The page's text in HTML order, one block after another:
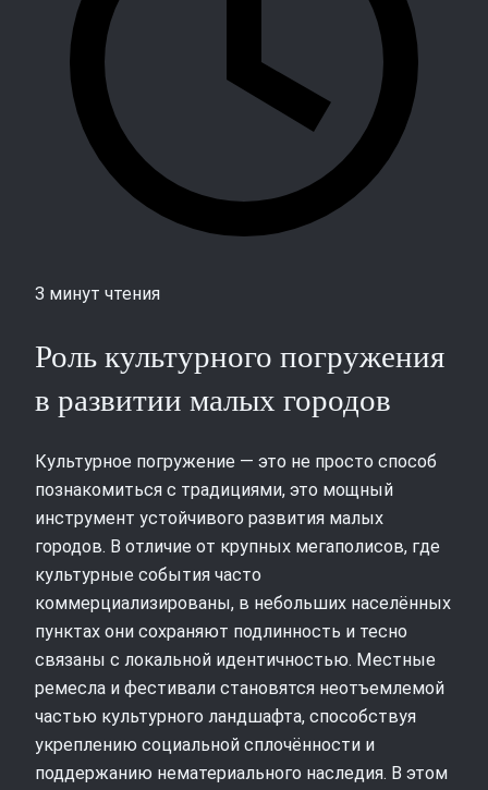
3 минут чтения
Роль культурного погружения
в развитии малых городов
Культурное погружение — это не просто способ
познакомиться с традициями, это мощный
инструмент устойчивого развития малых
городов. В отличие от крупных мегаполисов, где
культурные события часто
коммерциализированы, в небольших населённых
пунктах они сохраняют подлинность и тесно
связаны с локальной идентичностью. Местные
ремесла и фестивали становятся неотъемлемой
частью культурного ландшафта, способствуя
укреплению социальной сплочённости и
поддержанию нематериального наследия. В этом